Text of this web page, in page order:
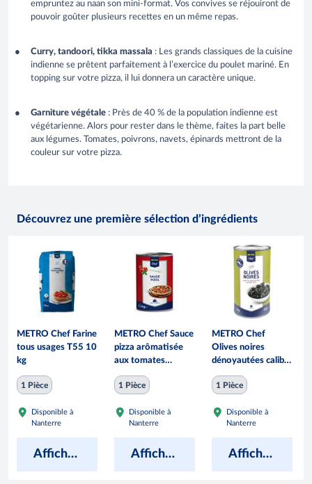
empruntez au naan son mini-format. Vos convives se réjouiront de
pouvoir goûter plusieurs recettes en un même repas.
Curry, tandoori, tikka massala : Les grands classiques de la cuisine
indienne se prêtent parfaitement à l’exercice du poulet mariné. En
topping sur votre pizza, il lui donnera un caractère unique.
Garniture végétale : Près de 40 % de la population indienne est
végétarienne. Alors pour rester dans le thème, faites la part belle
aux légumes. Tomates, poivrons, navets, épinards mettront de la
couleur sur votre pizza.
Découvrez une première sélection d’ingrédients
METRO Chef Farine
tous usages T55 10
kg
1 Pièce
Disponible à
Nanterre
Afficher les prix
METRO Chef Sauce
pizza arômatisée
aux tomates
soit 4.1 kg
1 Pièce
Disponible à
Nanterre
Afficher les prix
METRO Chef
Olives noires
dénoyautées calibre
kg
1 Pièce
Disponible à
Nanterre
Afficher les prix